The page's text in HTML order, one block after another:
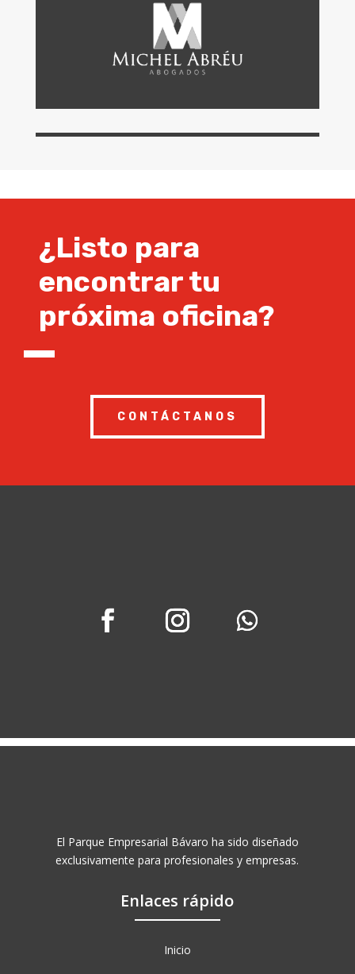
¿Listo para
encontrar tu
próxima oficina?
CONTÁCTANOS
El Parque Empresarial Bávaro ha sido diseñado
exclusivamente para profesionales y empresas.
Enlaces rápido
Inicio